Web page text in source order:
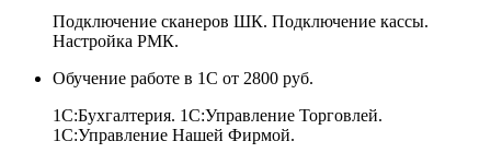
Подключение сканеров ШК. Подключение кассы.
Настройка РМК.
Обучение работе в 1С от 2800 руб.
1С:Бухгалтерия. 1С:Управление Торговлей.
1С:Управление Нашей Фирмой.